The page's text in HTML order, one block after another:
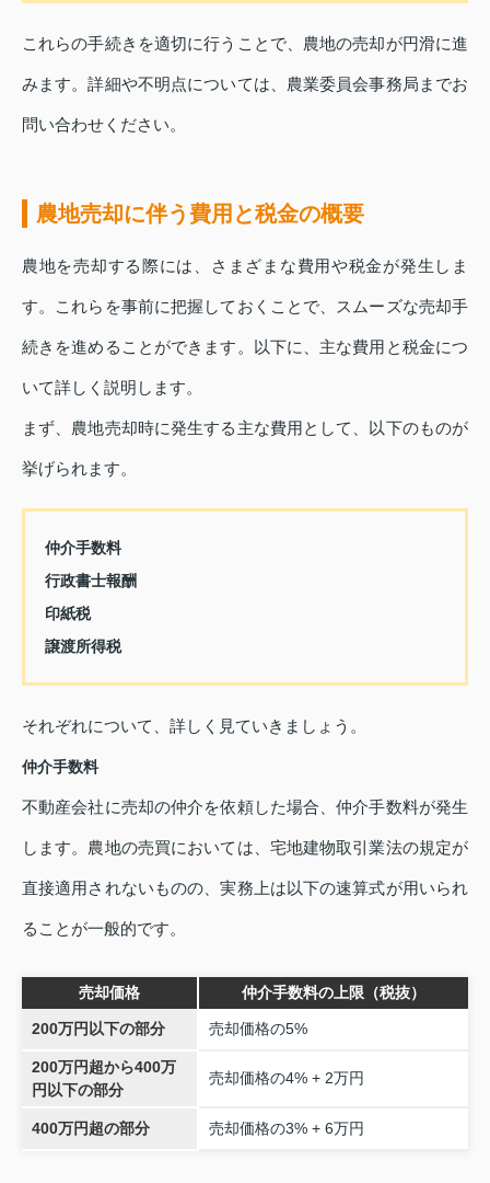
これらの手続きを適切に行うことで、農地の売却が円滑に進
みます。詳細や不明点については、農業委員会事務局までお
問い合わせください。
農地売却に伴う費用と税金の概要
農地を売却する際には、さまざまな費用や税金が発生しま
す。これらを事前に把握しておくことで、スムーズな売却手
続きを進めることができます。以下に、主な費用と税金につ
いて詳しく説明します。
まず、農地売却時に発生する主な費用として、以下のものが
挙げられます。
仲介手数料
行政書士報酬
印紙税
譲渡所得税
それぞれについて、詳しく見ていきましょう。
仲介手数料
不動産会社に売却の仲介を依頼した場合、仲介手数料が発生
します。農地の売買においては、宅地建物取引業法の規定が
直接適用されないものの、実務上は以下の速算式が用いられ
ることが一般的です。
売却価格 仲介手数料の上限（税抜）
200万円以下の部分 売却価格の5%
200万円超から400万
円以下の部分
売却価格の4% + 2万円
400万円超の部分 売却価格の3% + 6万円